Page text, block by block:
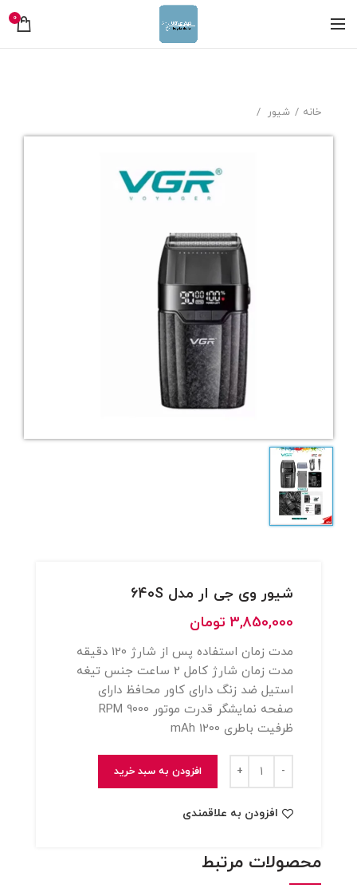
0
خانه شیور
شیور وی جی ار مدل 640S
3,850,000 تومان
مدت زمان استفاده پس از شارژ 120 دقیقه
مدت زمان شارژ کامل 2 ساعت جنس تیغه
استیل ضد زنگ دارای کاور محافظ دارای
صفحه نمایشگر قدرت موتور 9000 RPM
ظرفیت باطری 1200 mAh
شیور وی جی ار مدل 640S
افزودن به سبد خرید
افزودن به علاقمندی
محصولات مرتبط